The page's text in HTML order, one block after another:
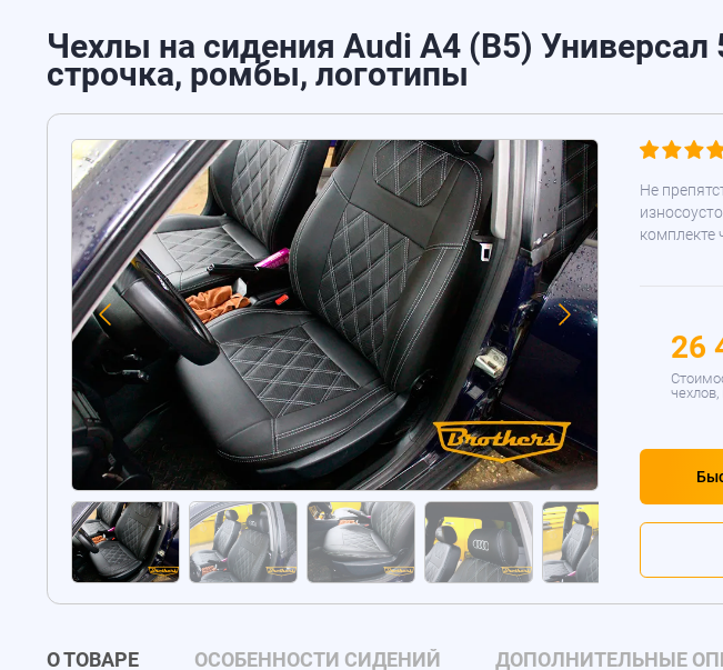
Чехлы на сидения Audi A4 (B5) Универсал
строчка, ромбы, логотипы
Не
комплекте
26
О ТОВАРЕ ОСОБЕННОСТИ СИДЕНИЙ ДОПОЛНИТЕЛЬНЫЕ